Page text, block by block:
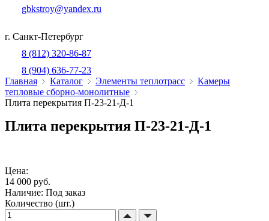
gbkstroy@yandex.ru
г. Санкт-Петербург
8 (812) 320-86-87
8 (904) 636-77-23
Главная
Каталог Элементы теплотрасс
Камеры
тепловые сборно-монолитные
Плита перекрытия П-23-21-Д-1
Плита перекрытия П-23-21-Д-1
Цена:
14 000 руб.
Наличие: Под заказ
Количество (шт.)